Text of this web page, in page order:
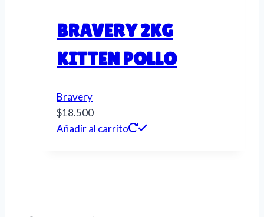
BRAVERY 2KG
KITTEN POLLO
Bravery
$18.500
Añadir al carrito